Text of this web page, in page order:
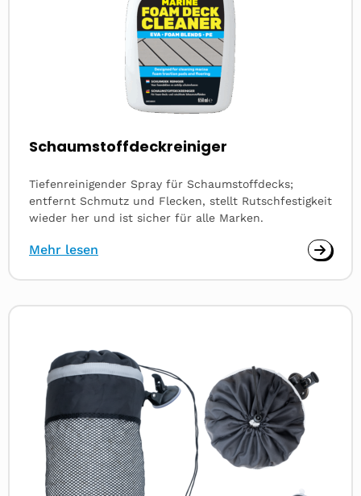
Schaumstoffdeckreiniger
Tiefenreinigender Spray für Schaumstoffdecks;
entfernt Schmutz und Flecken, stellt Rutschfestigkeit
wieder her und ist sicher für alle Marken.
Mehr lesen
Read